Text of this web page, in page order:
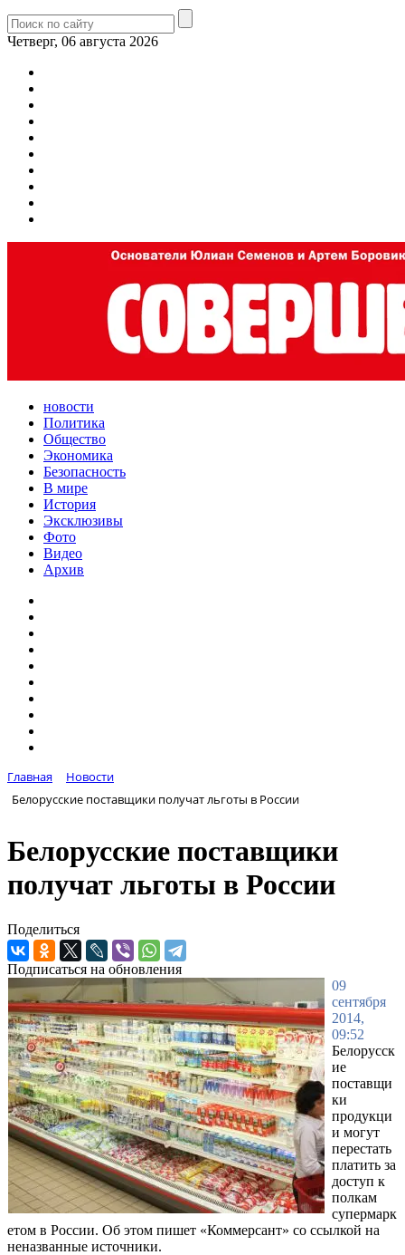
Четверг, 06 августа 2026
новости
Политика
Общество
Экономика
Безопасность
В мире
История
Эксклюзивы
Фото
Видео
Архив
Главная
Новости
Белорусские поставщики получат льготы в России
Белорусские поставщики
получат льготы в России
Поделиться
Подписаться на обновления
09
сентября
2014,
09:52
Белорусск
ие
поставщи
ки
продукци
и могут
перестать
платить за
доступ к
полкам
супермарк
етом в России. Об этом пишет «Коммерсант» со ссылкой на
неназванные источники.